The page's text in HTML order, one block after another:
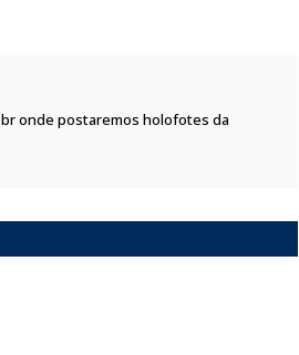
onde postaremos holofotes da